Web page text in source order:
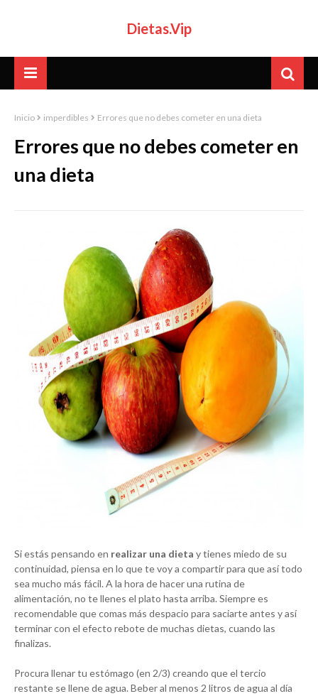
Dietas.Vip
Inicio imperdibles Errores que no debes cometer en una dieta
Errores que no debes cometer en
una dieta
Si estás pensando en realizar una dieta y tienes miedo de su
continuidad, piensa en lo que te voy a compartir para que así todo
sea mucho más fácil. A la hora de hacer una rutina de
alimentación, no te llenes el plato hasta arriba. Siempre es
recomendable que comas más despacio para saciarte antes y así
terminar con el efecto rebote de muchas dietas, cuando las
finalizas.
Procura llenar tu estómago (en 2/3) creando que el tercio
restante se llene de agua. Beber al menos 2 litros de agua al día